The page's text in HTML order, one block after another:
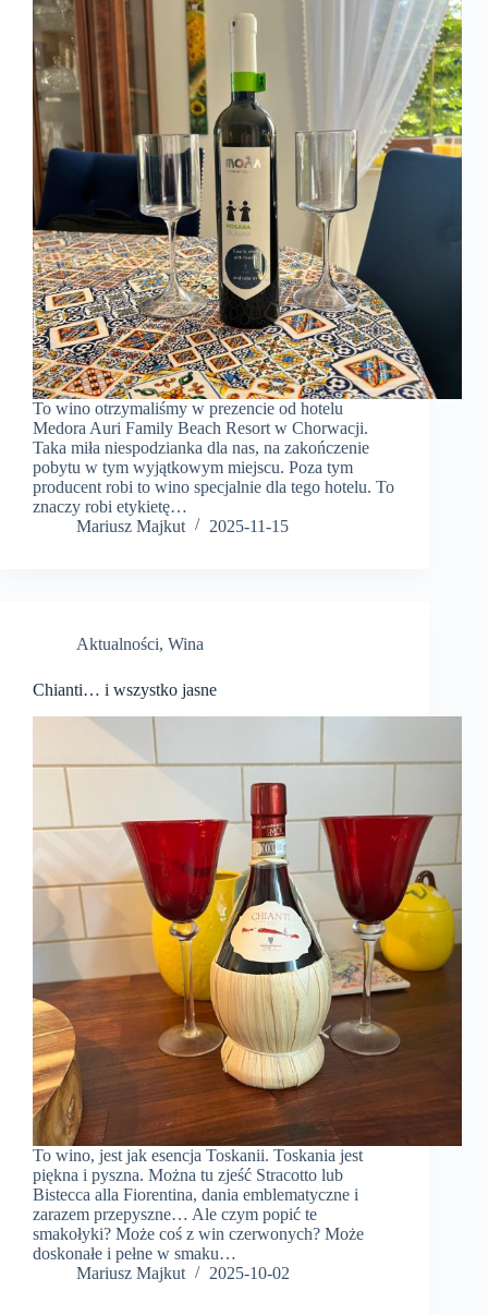
To wino otrzymaliśmy w prezencie od hotelu
Medora Auri Family Beach Resort w Chorwacji.
Taka miła niespodzianka dla nas, na zakończenie
pobytu w tym wyjątkowym miejscu. Poza tym
producent robi to wino specjalnie dla tego hotelu. To
znaczy robi etykietę…
Mariusz Majkut
2025-11-15
Aktualności, Wina
Chianti… i wszystko jasne
To wino, jest jak esencja Toskanii. Toskania jest
piękna i pyszna. Można tu zjeść Stracotto lub
Bistecca alla Fiorentina, dania emblematyczne i
zarazem przepyszne… Ale czym popić te
smakołyki? Może coś z win czerwonych? Może
doskonałe i pełne w smaku…
Mariusz Majkut
2025-10-02